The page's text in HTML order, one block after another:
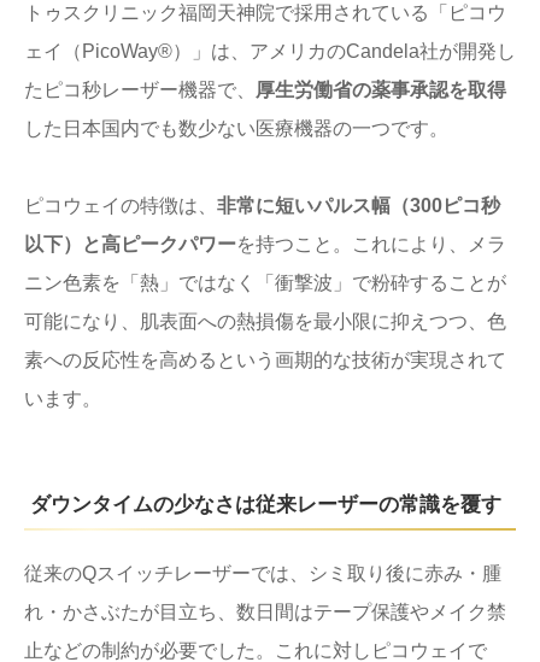
トゥスクリニック福岡天神院で採用されている「ピコウ
ェイ（PicoWay®）」は、アメリカのCandela社が開発し
たピコ秒レーザー機器で、
厚生労働省の薬事承認を取得
した日本国内でも数少ない医療機器の一つです。
ピコウェイの特徴は、 非常に短いパルス幅（300ピコ秒
以下）と高ピークパワーを持つこと。これにより、メラ
ニン色素を「熱」ではなく「衝撃波」で粉砕することが
可能になり、肌表面への熱損傷を最小限に抑えつつ、色
素への反応性を高めるという画期的な技術が実現されて
います。
ダウンタイムの少なさは従来レーザーの常識を覆す
従来のQスイッチレーザーでは、シミ取り後に赤み・腫
れ・かさぶたが目立ち、数日間はテープ保護やメイク禁
止などの制約が必要でした。これに対しピコウェイで